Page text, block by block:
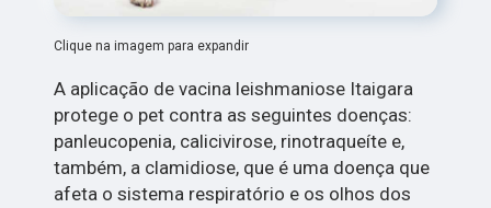
Clique na imagem para expandir
A aplicação de vacina leishmaniose Itaigara
protege o pet contra as seguintes doenças:
panleucopenia, calicivirose, rinotraqueíte e,
também, a clamidiose, que é uma doença que
afeta o sistema respiratório e os olhos dos